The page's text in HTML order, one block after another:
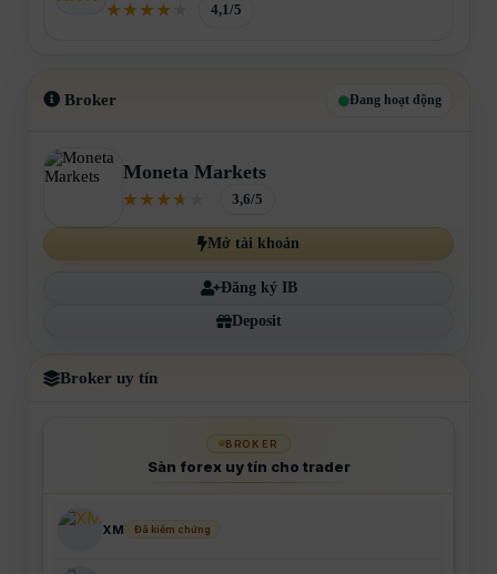
4,1/5
Broker Đang hoạt động
Moneta Markets
3,6/5
Mở tài khoản
Đăng ký IB
Deposit
Broker uy tín
BROKER
Sàn forex uy tín cho trader
XM Đã kiểm chứng